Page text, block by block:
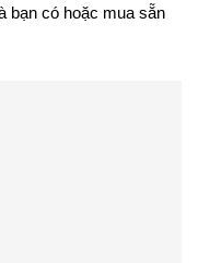
bạn có hoặc mua sẵn